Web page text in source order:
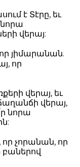
է Տէրը, եւ
նորա
վերայ:
յիմարանան.
որ
վերայ, եւ
վերայ,
նորա
որ չորանան, որ
բաներով